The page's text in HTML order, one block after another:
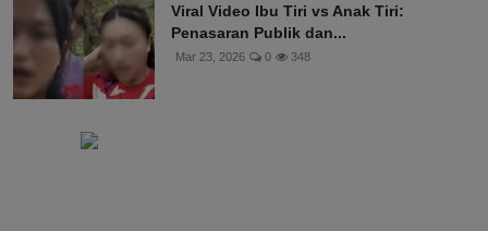
Viral Video Ibu Tiri vs Anak Tiri:
Penasaran Publik dan...
Mar 23, 2026 0 348